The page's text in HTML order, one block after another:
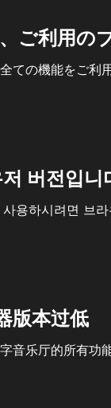
ご利用の
ての機能をご利
버전입니
용하시려면 브
版本过低
音乐厅的所有功能